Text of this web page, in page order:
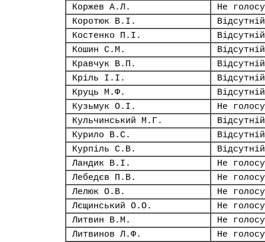
Коржев А.Л.
Не
Коротюк В.І.
Відсутній
Костенко П.І.
Відсутній
Кошин С.М.
Відсутній
Кравчук В.П.
Відсутній
Кріль І.І.
Відсутній
Круць М.Ф.
Відсутній
Кузьмук О.І.
Не
Кульчинський М.Г.
Відсутній
Курило В.С.
Відсутній
Курпіль С.В.
Відсутній
Ландик В.І.
Не
Лебедєв П.В.
Не
Лелюк О.В.
Не
Лєщинський О.О.
Не
Литвин В.М.
Не
Литвинов Л.Ф.
Не